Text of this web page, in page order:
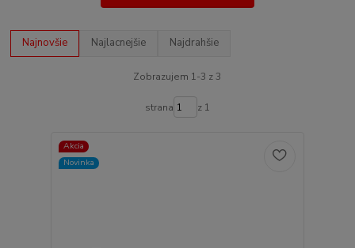
Najnovšie Najlacnejšie Najdrahšie
Zobrazujem 1-3 z 3
strana z 1
Akcia
Novinka